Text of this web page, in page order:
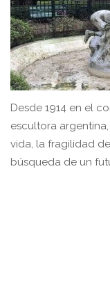
Desde 1914 en el
escultora
vida, la fragilidad
búsqueda de un